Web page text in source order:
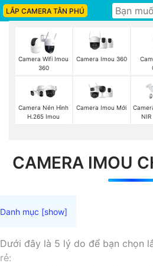
LẮP CAMERA TÂN PHÚ
Camera Wifi Imou
360
Camera Imou 360
Camera Nén Hình
H.265 Imou
Camera Imou Mới
CAMERA IMOU
Dưới đây là 5 lý do để bạn chọn
rẻ: